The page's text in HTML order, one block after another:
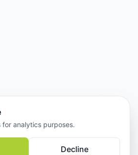
human-reviewed editorial.
for analytics purposes.
Decline